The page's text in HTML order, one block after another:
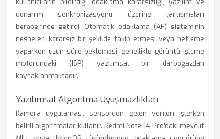
kullanıcıların bildirdiği odaklama kararsızlığı, yazılım ve
donanım senkronizasyonu üzerine tartışmaları
beraberinde getirdi. Otomatik odaklama (AF) sisteminin
nesneleri kararsız bir şekilde takip etmesi veya netleme
yaparken uzun süre beklemesi, genellikle görüntü işleme
motorundaki (ISP) yazılımsal bir darboğazdan
kaynaklanmaktadır.
Yazılımsal Algoritma Uyuşmazlıkları
Kamera uygulaması, sensörden gelen verileri işlerken
belirli algoritmalar kullanır. Redmi Note 14 Pro'daki mevcut